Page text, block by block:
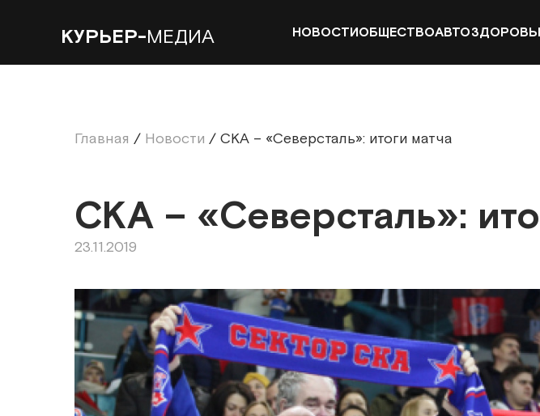
КУРЬЕР-МЕДИА НОВОСТИОБЩЕСТВОАВТО
Главная / Новости / СКА – «Северсталь»: итоги матча
СКА – «Северсталь»:
23.11.2019